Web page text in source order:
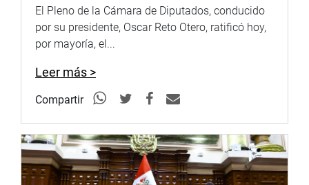
proponer y fiscalizar el trabajo de prevención que vienen
realizando las instituciones del Estado, como a la
mismo, evaluar la situación del agua y alcantarillado de
la región Lambayeque.
El Pleno de la Cámara de Diputados, conducido
por su presidente, Oscar Reto Otero, ratificó hoy,
por mayoría, el...
Leer más >
Compartir